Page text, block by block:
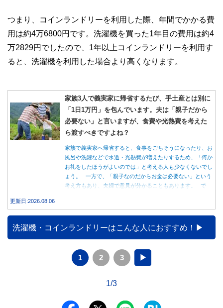
つまり、コインランドリーを利用した際、年間でかかる費
用は約4万6800円です。洗濯機を買った1年目の費用は約4
万2829円でしたので、1年以上コインランドリーを利用す
ると、洗濯機を利用した場合より高くなります。
家族3人で義実家に帰省するたび、手土産とは別に
「1日1万円」を包んでいます。夫は「親子だから
必要ない」と言いますが、食費や光熱費を考えた
ら渡すべきですよね？
家族で義実家へ帰省すると、食事をごちそうになったり、お
風呂や洗濯などで水道・光熱費が増えたりするため、「何か
お礼をしたほうがよいのでは」と考える人も少なくないでし
ょう。 一方で、「親子なのだからお金は必要ない」という
考え方もあり、夫婦で意見が分かることもあります。 で
更新日:2026.08.06
洗濯機・コインランドリーはこんな人におすすめ！
1 2 3 ▶
1/3